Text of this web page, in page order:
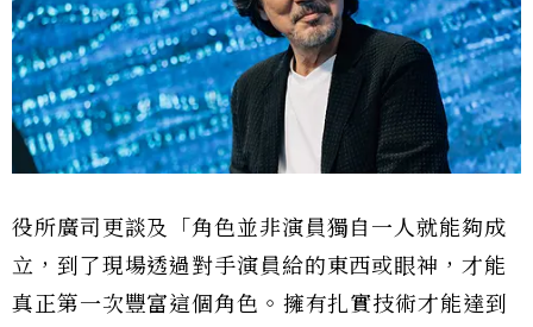
役所廣司更談及「角色並非演員獨自一人就能夠成
立，到了現場透過對手演員給的東西或眼神，才能
真正第一次豐富這個角色。⁣擁有扎實技術才能達到